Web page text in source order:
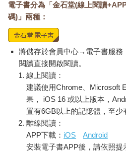
口，而這造成的貿易收支變化，使
一％。
更顯著的影響是以德國政府為首的二
意由歐盟執委會（European
千五百億的貸款額度，並將其中部
然那些救助的規模和Covid-19所帶來
低，這項協議還是非常令人矚目，
度為了共同目標而協議提供聯合貸
（Recovery and Resilience Facility
一個前例，它很可能會成為歐盟朝
的起步。過去為了北歐與南歐或東
處於衝突狀態的歐洲人，很有可能
法，並開始共同努力為所有居民追求
這引領我們進入本書的另一個觀點
電子書分為「金石堂(線上閱讀
碼)」兩種：
將儲存於會員中心→電子書服務
閱讀直接開啟閱讀。
線上閱讀：
建議使用Chrome、Microsoft
果， iOS 16 或以上版本，
置有6GB以上的記憶體，至少
離線閱讀：
APP下載： iOS
Android
安裝電子書APP後，請依照